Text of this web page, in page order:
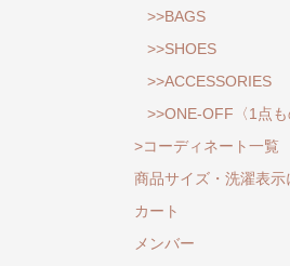
>>BAGS
>>SHOES
>>ACCESSORIES
>>ONE-OFF〈1点も
>コーディネート一覧
商品サイズ・洗濯表示
カート
メンバー